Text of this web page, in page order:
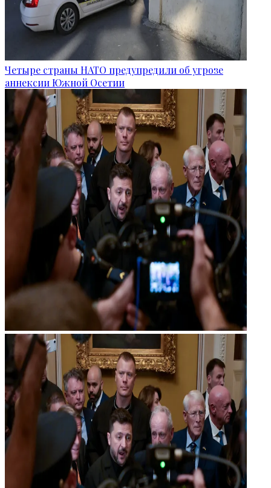
Четыре страны НАТО предупредили об угрозе
аннексии Южной Осетии